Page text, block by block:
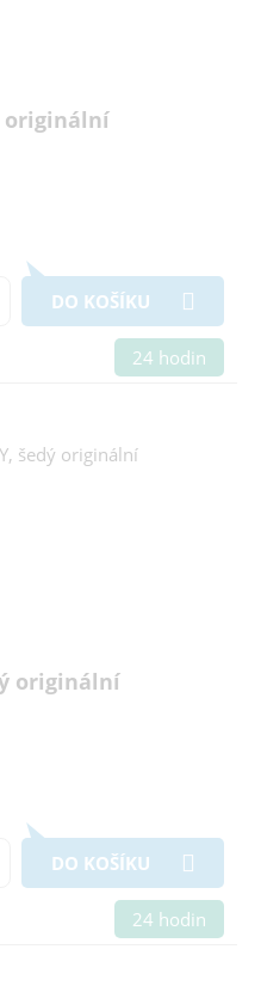
originální
DO KOŠÍKU
24 hodin
originální
DO KOŠÍKU
24 hodin